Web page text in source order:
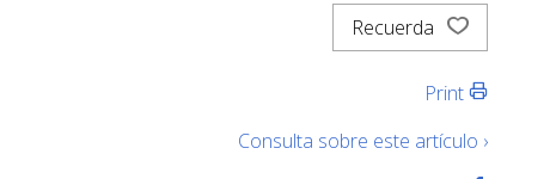
Recuerda
Print
Consulta sobre este artículo ›